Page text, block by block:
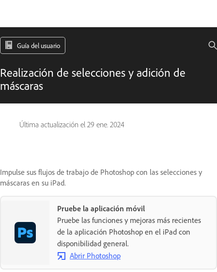
Guía del usuario
Realización de selecciones y adición de
máscaras
Última actualización el 29 ene. 2024
Impulse sus flujos de trabajo de Photoshop con las selecciones y
máscaras en su iPad.
Pruebe la aplicación móvil
Pruebe las funciones y mejoras más recientes
de la aplicación Photoshop en el iPad con
disponibilidad general.
Abrir Photoshop